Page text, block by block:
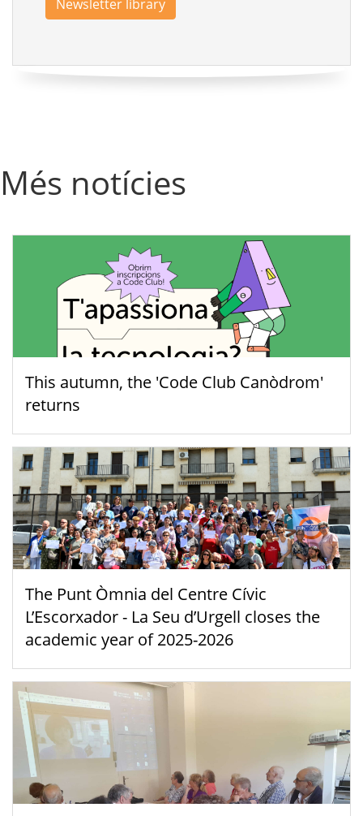
Newsletter library
Més notícies
This autumn, the 'Code Club Canòdrom'
returns
The Punt Òmnia del Centre Cívic
L’Escorxador - La Seu d’Urgell closes the
academic year of 2025-2026